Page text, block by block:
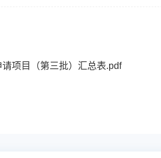
项目（第三批）汇总表.pdf